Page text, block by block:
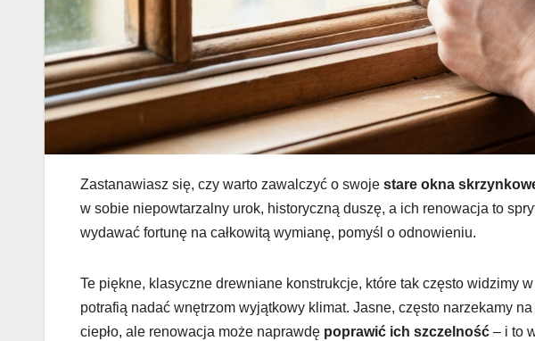
Zastanawiasz się, czy warto zawalczyć o swoje stare okna
w sobie niepowtarzalny urok, historyczną duszę, a ich renowacja to
wydawać fortunę na całkowitą wymianę, pomyśl o odnowieniu.
Te piękne, klasyczne drewniane konstrukcje, które tak często widzimy
potrafią nadać wnętrzom wyjątkowy klimat. Jasne, często narzekamy na
ciepło, ale renowacja może naprawdę poprawić ich szczelność – i to